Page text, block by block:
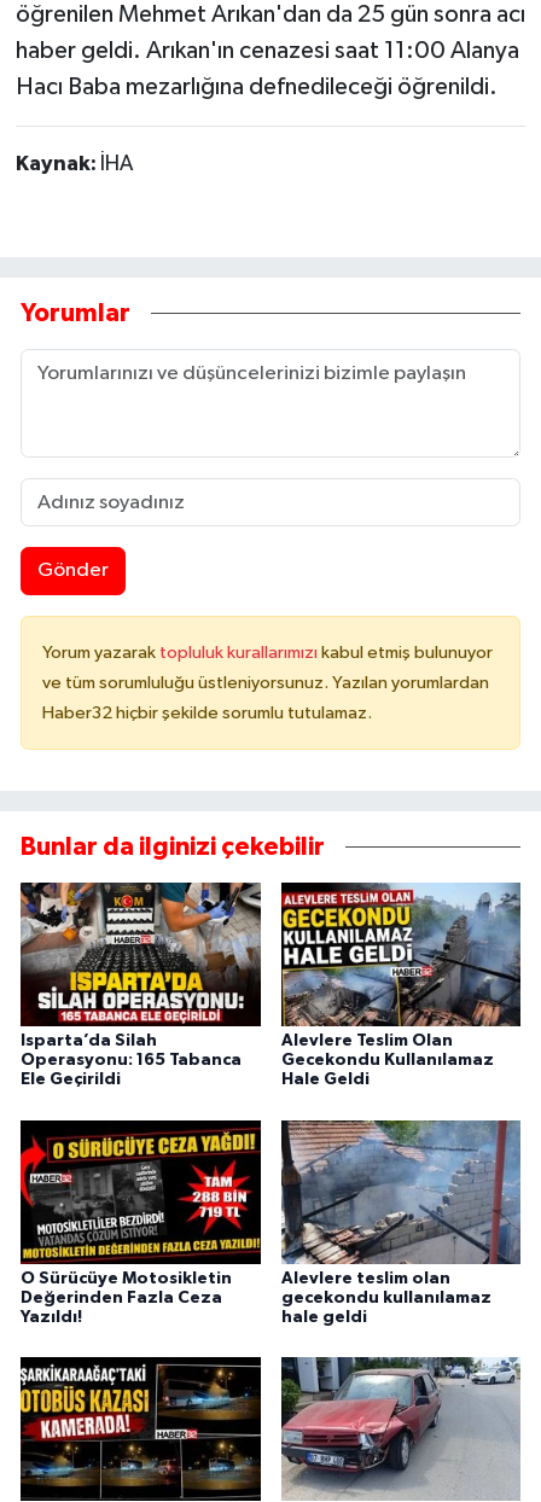
öğrenilen Mehmet Arıkan'dan da 25 gün sonra acı
haber geldi. Arıkan'ın cenazesi saat 11:00 Alanya
Hacı Baba mezarlığına defnedileceği öğrenildi.
Kaynak: İHA
Yorumlar
Gönder
Yorum yazarak topluluk kurallarımızı kabul etmiş bulunuyor
ve tüm sorumluluğu üstleniyorsunuz. Yazılan yorumlardan
Haber32 hiçbir şekilde sorumlu tutulamaz.
Bunlar da ilginizi çekebilir
Isparta’da Silah
Operasyonu: 165 Tabanca
Ele Geçirildi
Alevlere Teslim Olan
Gecekondu Kullanılamaz
Hale Geldi
O Sürücüye Motosikletin
Değerinden Fazla Ceza
Yazıldı!
Alevlere teslim olan
gecekondu kullanılamaz
hale geldi